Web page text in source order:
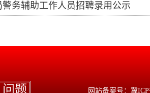
务辅助工作人员招聘录用公示
问题
网站备案号：冀